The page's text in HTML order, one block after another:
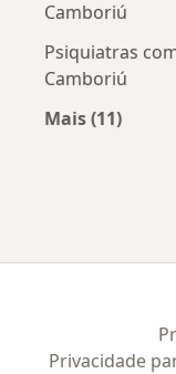
Camboriú
Psiquiatras
Camboriú
Mais (11)
Privacidade